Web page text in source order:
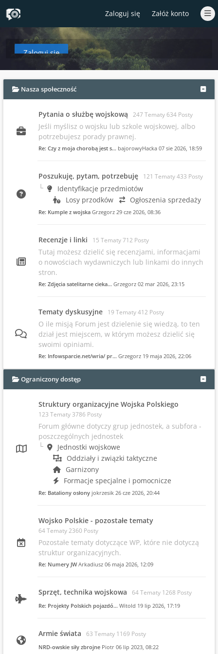
Zaloguj się Załóż konto
Zaloguj się
aby zobaczyć w tym miejscu podsumowanie najnowszych wpisów od
Nasza społeczność
Pytania o służbę wojskową 247 Tematy 634 Posty
Jeśli myślisz o wojsku lub szkole wojskowej, albo
potrzebujesz porady prawnej.
Re: Czy z moja chorobą jest s… bajorowyHacka 07 sie 2026, 18:59
Poszukuję, pytam, potrzebuję 121 Tematy 433 Posty
Identyfikacje przedmiotów
Losy przodków
Ogłoszenia sprzedaży
Re: Kumple z wojska Grzegorz 29 cze 2026, 08:36
Recenzje i linki 15 Tematy 712 Posty
Tutaj możesz dzielić się recenzjami, informacjami
o nowościach wydawniczych lub linkami do innych
stron.
Re: Zdjęcia satelitarne cieka… Grzegorz 02 mar 2026, 23:15
Tematy dyskusyjne 19 Tematy 412 Posty
O ile misją Forum jest dzielenie się wiedzą, to ten
dział jest miejscem, w którym możesz dzielić się
swoimi opiniami.
Re: Infowsparcie.net/wria/ pr… Grzegorz 19 maja 2026, 22:06
Ograniczony dostęp
Struktury organizacyjne Wojska Polskiego
123 Tematy 3786 Posty
Forum główne dotyczy grup jednostek, a subfora -
poszczególnych jednostek
Jednostki wojskowe
Oddziały i związki taktyczne
Garnizony
Formacje specjalne i pomocnicze
Re: Bataliony osłony jokrzesik 26 cze 2026, 20:44
Wojsko Polskie - pozostałe tematy
64 Tematy 2360 Posty
Pozostałe tematy dotyczące WP, które nie dotyczą
struktur organizacyjnych.
Re: Numery JW Arkadiusz 06 maja 2026, 12:09
Sprzęt, technika wojskowa 64 Tematy 1268 Posty
Re: Projekty Polskich pojazdó… Witold 19 lip 2026, 17:19
Armie świata 63 Tematy 1169 Posty
NRD-owskie siły zbrojne Piotr 06 lip 2023, 08:22